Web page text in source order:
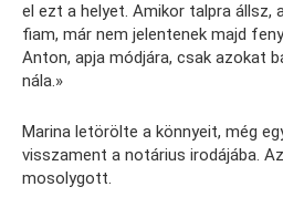
el ezt a helyet. Amikor talpra állsz,
fiam, már nem jelentenek majd
Anton, apja módjára, csak azokat
nála.»
Marina letörölte a könnyeit, még
visszament a notárius irodájába.
mosolygott.